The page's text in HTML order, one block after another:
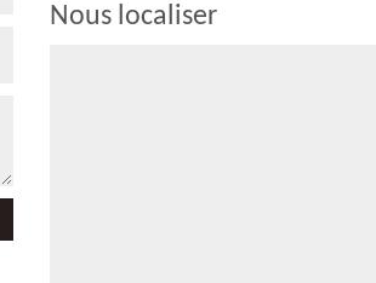
Nous localiser